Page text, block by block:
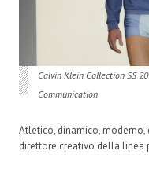
Calvin Klein Collection SS
Communication
Atletico, dinamico,
direttore creativo della linea